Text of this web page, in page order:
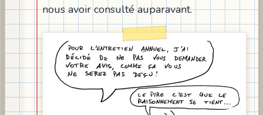
nous avoir consulté auparavant.